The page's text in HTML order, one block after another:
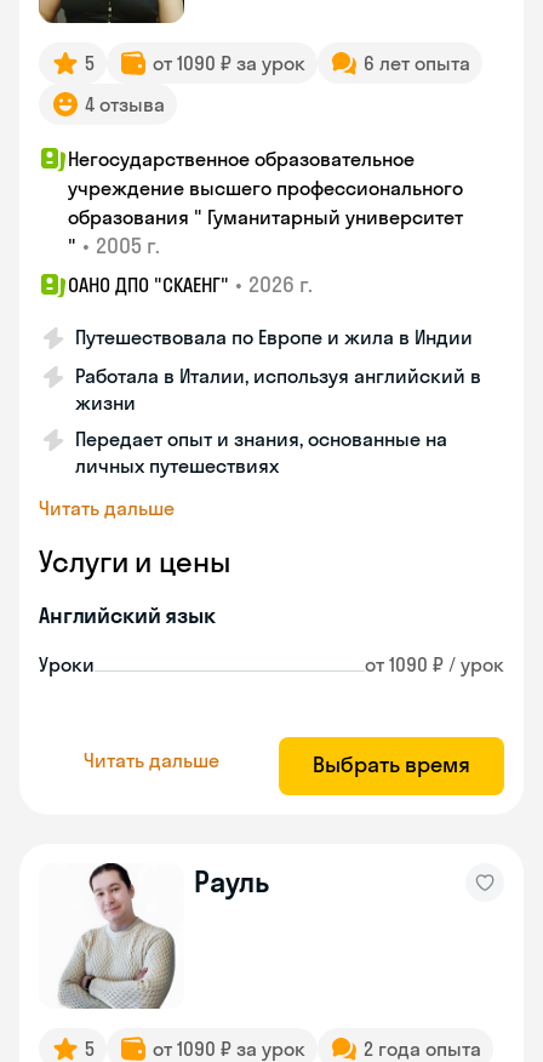
5 от 1090 ₽ за урок
6 лет опыта
4 отзыва
Негосударственное образовательное
учреждение высшего профессионального
образования " Гуманитарный университет
" • 2005 г.
ОАНО ДПО "СКАЕНГ" • 2026 г.
Путешествовала по Европе и жила в Индии
Работала в Италии, используя английский в
жизни
Передает опыт и знания, основанные на
личных путешествиях
Читать дальше
Услуги и цены
Английский язык
Уроки от 1090 ₽ / урок
Читать дальше Выбрать время
Рауль
5 от 1090 ₽ за урок
2 года опыта